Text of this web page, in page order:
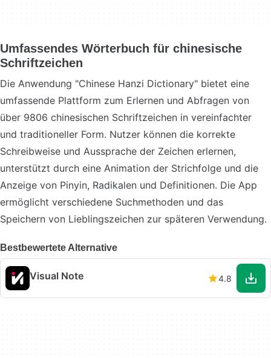
Umfassendes Wörterbuch für chinesische
Schriftzeichen
Die Anwendung "Chinese Hanzi Dictionary" bietet eine
umfassende Plattform zum Erlernen und Abfragen von
über 9806 chinesischen Schriftzeichen in vereinfachter
und traditioneller Form. Nutzer können die korrekte
Schreibweise und Aussprache der Zeichen erlernen,
unterstützt durch eine Animation der Strichfolge und die
Anzeige von Pinyin, Radikalen und Definitionen. Die App
ermöglicht verschiedene Suchmethoden und das
Speichern von Lieblingszeichen zur späteren Verwendung.
Bestbewertete Alternative
Visual Note 4.8